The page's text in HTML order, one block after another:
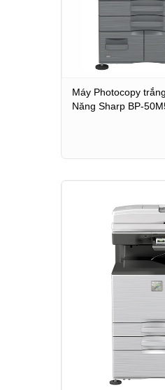
Máy Photocopy
Năng Sharp BP-